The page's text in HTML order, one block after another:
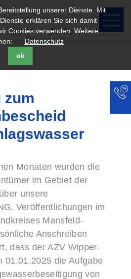
unserer Dienste. Mit
erklären Sie sich damit
Cookies verwenden. Weitere
Datenschutz
ok
zum
Monaten wurden die
im Gebiet der
unsere
Veröffentlichungen im
Mansfeld-
Anschreiben
dass der AZV Wipper-
01.01.2025 die Aufgabe
von